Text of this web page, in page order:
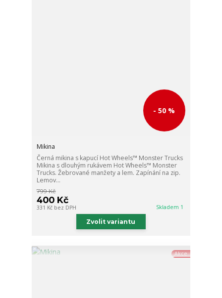
- 50 %
Mikina
Černá mikina s kapucí Hot Wheels™ Monster Trucks
Mikina s dlouhým rukávem Hot Wheels™ Monster
Trucks. Žebrované manžety a lem. Zapínání na zip.
Lemov...
799 Kč
400 Kč
331 Kč bez DPH Skladem 1
Zvolit variantu
Akce